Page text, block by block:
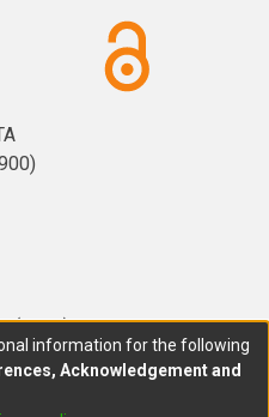
(8000). Universidad
information for the following
Acknowledgement and